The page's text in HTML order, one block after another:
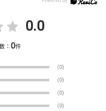
0.0
：0件
(0)
(0)
(0)
(0)